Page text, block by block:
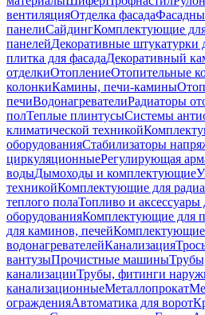
вентиляцияОтделка фасада
панелиСайдингКомплектующие
панелейДекоративные штукатурки
плитка для фасадаДекоративный
отделкиОтоплениеОтопительные
колонкиКамины, печи-камины
печиВодонагревателиРадиаторы
полТеплые плинтусыСистемы
климатической техникой
оборудованияСтабилизаторы
циркуляционныеРегулирующая
водыДымоходы и комплектующие
техникойКомплектующие для
теплого полаТопливо и аксессуары
оборудованияКомплектующие для
для каминов, печейКомплектующие
водонагревателейКанализация
вантузыПрочистные машины
канализацииТрубы, фитинги
канализационныеМеталлопрокат
огражденияАвтоматика для ворот